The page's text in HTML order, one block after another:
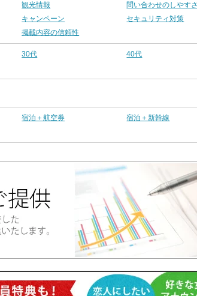
観光情報
問い合わせのしやすさ
キャンペーン
セキュリティ対策
掲載内容の信頼性
30代
40代
宿泊＋航空券
宿泊＋新幹線